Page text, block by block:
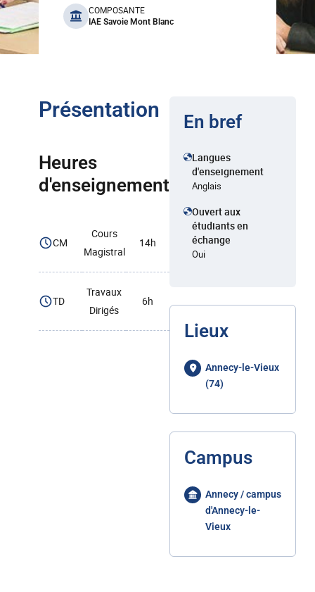
benefits
COMPOSANTE
IAE Savoie Mont Blanc
Présentation
Heures
d'enseignement
CM
Cours
Magistral
14h
TD
Travaux
Dirigés
6h
En bref
Langues
d'enseignement
Anglais
Ouvert aux
étudiants en
échange
Oui
Lieux
Annecy-le-Vieux
(74)
Campus
Annecy / campus
d'Annecy-le-
Vieux